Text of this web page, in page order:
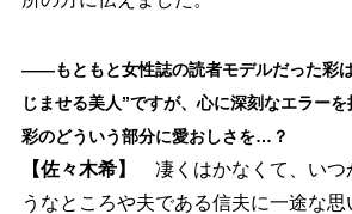
――もともと女性誌の読者モデルだった彩
じませる美人”ですが、心に深刻なエラーを
彩のどういう部分に愛おしさを…？
【佐々木希】
凄くはかなくて、いつ
うなところや夫である信夫に一途な思